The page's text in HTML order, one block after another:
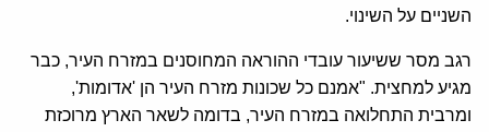
השניים על השינוי.
רגב מסר ששיעור עובדי ההוראה המחוסנים במזרח העיר, כבר
מגיע למחצית. "אמנם כל שכונות מזרח העיר הן 'אדומות',
ומרבית התחלואה במזרח העיר, בדומה לשאר הארץ מרוכזת